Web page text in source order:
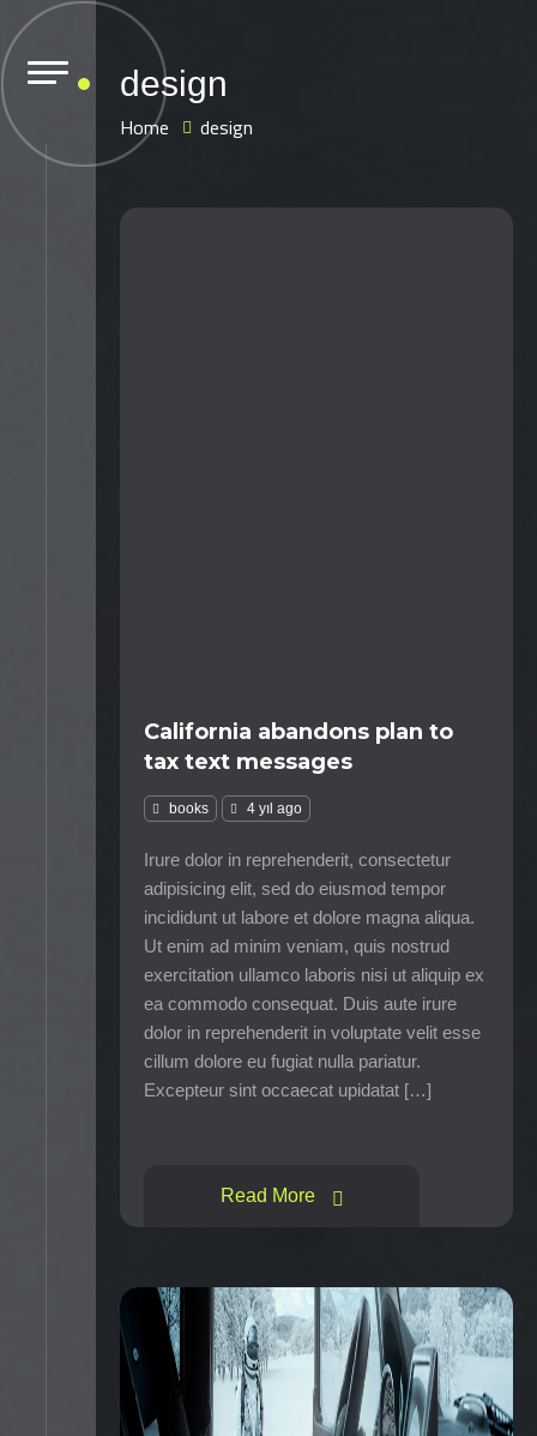
design
Home design
California abandons plan to
tax text messages
books 4 yıl ago
Irure dolor in reprehenderit, consectetur
adipisicing elit, sed do eiusmod tempor
incididunt ut labore et dolore magna aliqua.
Ut enim ad minim veniam, quis nostrud
exercitation ullamco laboris nisi ut aliquip ex
ea commodo consequat. Duis aute irure
dolor in reprehenderit in voluptate velit esse
cillum dolore eu fugiat nulla pariatur.
Excepteur sint occaecat upidatat […]
Read More